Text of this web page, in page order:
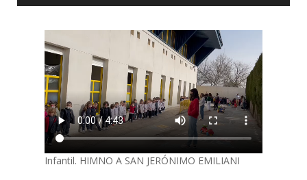
Infantil. HIMNO A SAN JERÓNIMO EMILIANI